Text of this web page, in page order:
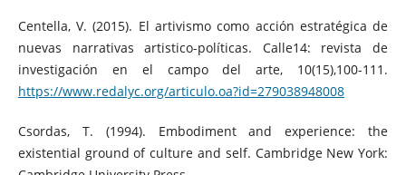
Centella, V. (2015). El artivismo como acción estratégica de
nuevas narrativas artistico-políticas. Calle14: revista de
investigación en el campo del arte, 10(15),100-111.
https://www.redalyc.org/articulo.oa?id=279038948008
Csordas, T. (1994). Embodiment and experience: the
existential ground of culture and self. Cambridge New York: